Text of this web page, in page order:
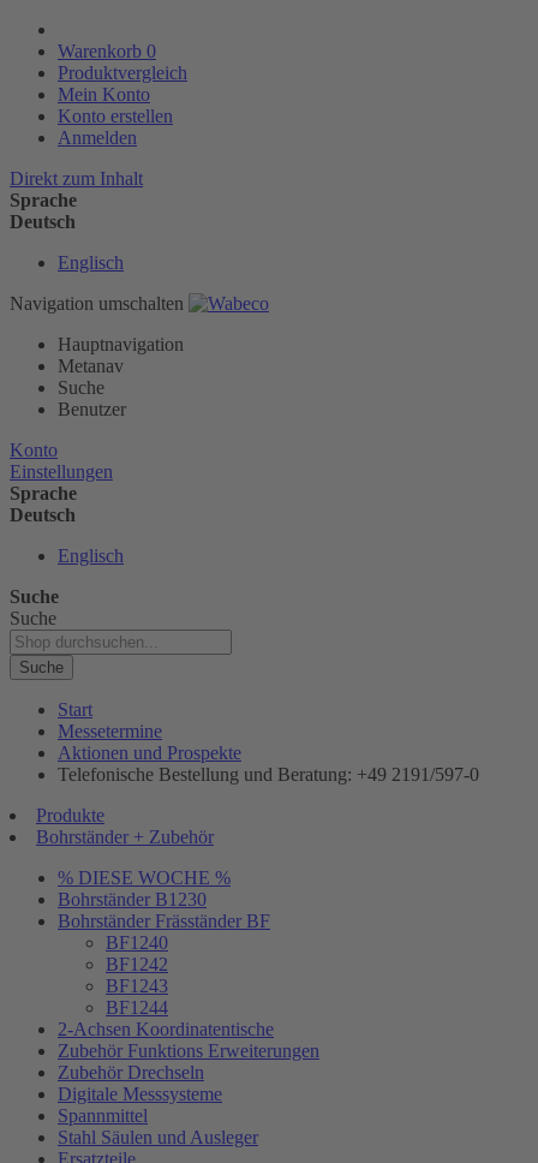
Warenkorb 0
Produktvergleich
Mein Konto
Konto erstellen
Anmelden
Direkt zum Inhalt
Sprache
Deutsch
Englisch
Navigation umschalten
Hauptnavigation
Metanav
Suche
Benutzer
Konto
Einstellungen
Sprache
Deutsch
Englisch
Suche
Suche
Suche
Start
Messetermine
Aktionen und Prospekte
Telefonische Bestellung und Beratung: +49 2191/597-0
Produkte
Bohrständer + Zubehör
% DIESE WOCHE %
Bohrständer B1230
Bohrständer Fräsständer BF
BF1240
BF1242
BF1243
BF1244
2-Achsen Koordinatentische
Zubehör Funktions Erweiterungen
Zubehör Drechseln
Digitale Messsysteme
Spannmittel
Stahl Säulen und Ausleger
Ersatzteile